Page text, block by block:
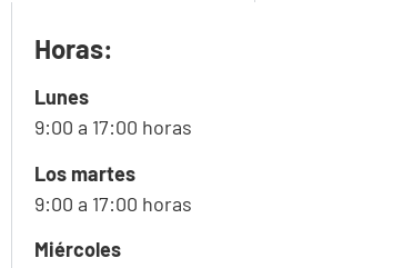
Horas:
Lunes
9:00 a 17:00 horas
Los martes
9:00 a 17:00 horas
Miércoles